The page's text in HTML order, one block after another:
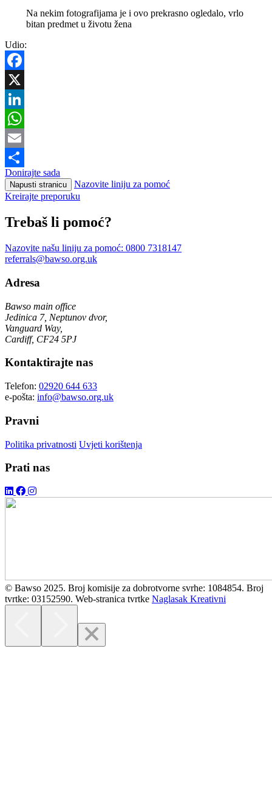
Na nekim fotografijama je i ovo prekrasno ogledalo, vrlo
bitan predmet u životu žena
Udio:
Facebook
X
LinkedIn
WhatsApp
Email
Share
Donirajte sada
Napusti stranicu
Nazovite liniju za pomoć
Kreirajte preporuku
Trebaš li pomoć?
Nazovite našu liniju za pomoć: 0800 7318147
referrals@bawso.org.uk
Adresa
Bawso main office
Jedinica 7, Neptunov dvor,
Vanguard Way,
Cardiff, CF24 5PJ
Kontaktirajte nas
Telefon: 02920 644 633
e-pošta: info@bawso.org.uk
Pravni
Politika privatnosti Uvjeti korištenja
Prati nas
© Bawso 2025. Broj komisije za dobrotvorne svrhe: 1084854. Broj
tvrtke: 03152590. Web-stranica tvrtke Naglasak Kreativni